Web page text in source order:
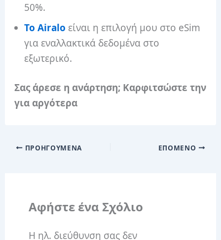
50%.
Το Airalo είναι η επιλογή μου στο eSim
για εναλλακτικά δεδομένα στο
εξωτερικό.
Σας άρεσε η ανάρτηση; Καρφιτσώστε την
για αργότερα
ΠΡΟΗΓΟΎΜΕΝΑ ΕΠΌΜΕΝΟ
Αφήστε ένα Σχόλιο
Η ηλ. διεύθυνση σας δεν